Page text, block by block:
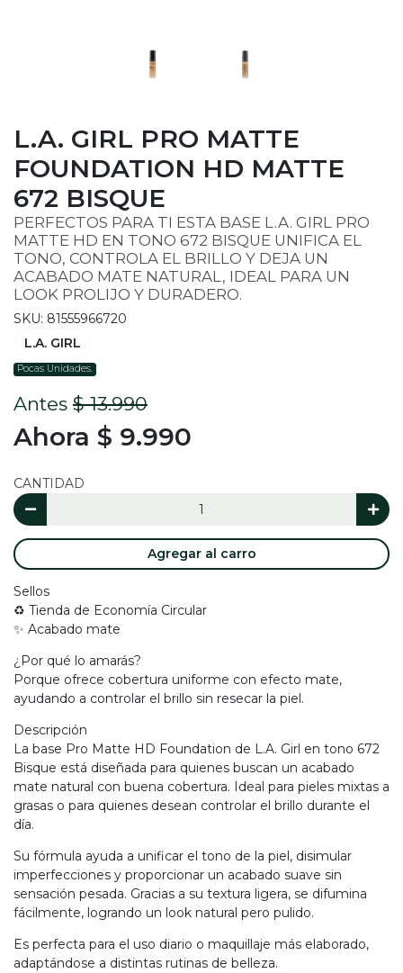
L.A. GIRL PRO MATTE
FOUNDATION HD MATTE
672 BISQUE
PERFECTOS PARA TI ESTA BASE L.A. GIRL PRO
MATTE HD EN TONO 672 BISQUE UNIFICA EL
TONO, CONTROLA EL BRILLO Y DEJA UN
ACABADO MATE NATURAL, IDEAL PARA UN
LOOK PROLIJO Y DURADERO.
SKU: 81555966720
L.A. GIRL
Pocas Unidades.
Antes $ 13.990
Ahora $ 9.990
CANTIDAD
Agregar al carro
Sellos
♻️ Tienda de Economía Circular
✨ Acabado mate
¿Por qué lo amarás?
Porque ofrece cobertura uniforme con efecto mate,
ayudando a controlar el brillo sin resecar la piel.
Descripción
La base Pro Matte HD Foundation de L.A. Girl en tono 672
Bisque está diseñada para quienes buscan un acabado
mate natural con buena cobertura. Ideal para pieles mixtas a
grasas o para quienes desean controlar el brillo durante el
día.
Su fórmula ayuda a unificar el tono de la piel, disimular
imperfecciones y proporcionar un acabado suave sin
sensación pesada. Gracias a su textura ligera, se difumina
fácilmente, logrando un look natural pero pulido.
Es perfecta para el uso diario o maquillaje más elaborado,
adaptándose a distintas rutinas de belleza.